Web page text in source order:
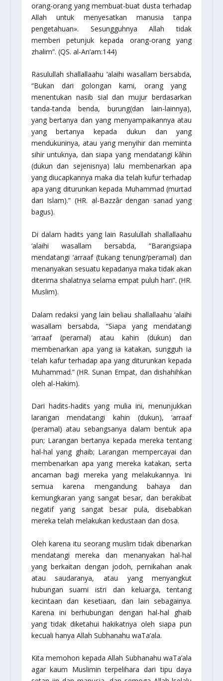
orang-orang yang membuat-buat dusta terhadap
Allah untuk menyesatkan manusia tanpa
pengetahuan». Sesungguhnya Allah tidak
memberi petunjuk kepada orang-orang yang
zhalim”. (QS. al-An’am:144)
Rasulullah shallallaahu ‘alaihi wasallam bersabda,
“Bukan dari golongan kami, orang yang
menentukan nasib sial dan mujur berdasarkan
tanda-tanda benda, burung(dan lain-lainnya),
yang bertanya dan yang menyampaikannya atau
yang bertanya kepada dukun dan yang
mendukuninya, atau yang menyihir dan meminta
sihir untuknya, dan siapa yang mendatangi kâhin
(dukun dan sejenisnya) lalu membenarkan apa
yang diucapkannya maka dia telah kufur terhadap
apa yang diturunkan kepada Muhammad (murtad
dari Islam).” (HR. al-Bazzâr dengan sanad yang
bagus).
Di dalam hadits yang lain Rasulullah shallallaahu
‘alaihi wasallam bersabda,“Barangsiapa
mendatangi ‘arraaf (tukang tenung/peramal) dan
menanyakan sesuatu kepadanya maka tidak akan
diterima shalatnya selama empat puluh hari”. (HR.
Muslim).
Dalam redaksi yang lain beliau shallallaahu ‘alaihi
wasallam bersabda, “Siapa yang mendatangi
‘arraaf (peramal) atau kahin (dukun) dan
membenarkan apa yang ia katakan, sungguh ia
telah kafur terhadap apa yang diturunkan kepada
Muhammad.”(HR. Sunan Empat, dan dishahihkan
oleh al-Hakim).
Dari hadits-hadits yang mulia ini, menunjukkan
larangan mendatangi kahin (dukun), ‘arraaf
(peramal) atau sebangsanya dalam bentuk apa
pun; Larangan bertanya kepada mereka tentang
hal-hal yang ghaib; Larangan mempercayai dan
membenarkan apa yang mereka katakan, serta
ancaman bagi mereka yang melakukannya. Ini
semua karena mengandung bahaya dan
kemungkaran yang sangat besar, dan berakibat
negatif yang sangat besar pula, disebabkan
mereka telah melakukan kedustaan dan dosa.
Oleh karena itu seorang muslim tidak dibenarkan
mendatangi mereka dan menanyakan hal-hal
yang berkaitan dengan jodoh, pernikahan anak
atau saudaranya, atau yang menyangkut
hubungan suami istri dan keluarga, tentang
kecintaan dan kesetiaan, dan lain sebagainya.
Karena ini berhubungan dengan hal-hal ghaib
yang tidak diketahui hakikatnya oleh siapa pun
kecuali hanya Allah Subhanahu waTa’ala.
Kita memohon kepada Allah Subhanahu waTa’ala
agar kaum Muslimin terpelihara dari tipu daya